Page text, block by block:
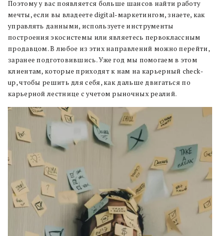
Поэтому у вас появляется больше шансов найти работу
мечты, если вы владеете digital-маркетингом, знаете, как
управлять данными, используете инструменты
построения экосистемы или являетесь первоклассным
продавцом. В любое из этих направлений можно перейти,
заранее подготовившись. Уже год мы помогаем в этом
клиентам, которые приходят к нам на карьерный check-
up, чтобы решить для себя, как дальше двигаться по
карьерной лестнице с учетом рыночных реалий.